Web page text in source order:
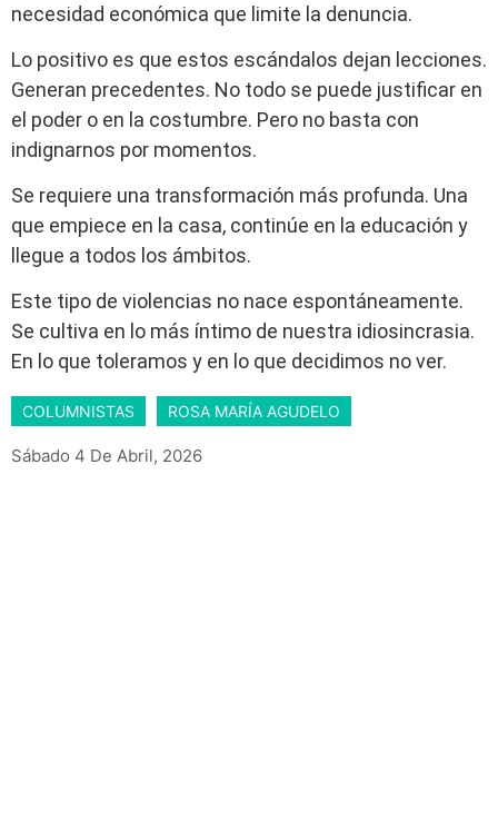
necesidad económica que limite la denuncia.
Lo positivo es que estos escándalos dejan lecciones.
Generan precedentes. No todo se puede justificar en
el poder o en la costumbre. Pero no basta con
indignarnos por momentos.
Se requiere una transformación más profunda. Una
que empiece en la casa, continúe en la educación y
llegue a todos los ámbitos.
Este tipo de violencias no nace espontáneamente.
Se cultiva en lo más íntimo de nuestra idiosincrasia.
En lo que toleramos y en lo que decidimos no ver.
COLUMNISTAS ROSA MARÍA AGUDELO
Sábado 4 De Abril, 2026